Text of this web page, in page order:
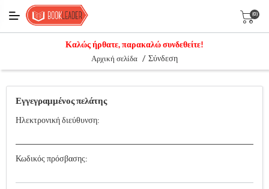
(0)
Καλώς ήρθατε, παρακαλώ συνδεθείτε!
Αρχική σελίδα / Σύνδεση
Εγγεγραμμένος πελάτης
Ηλεκτρονική διεύθυνση:
Κωδικός πρόσβασης: